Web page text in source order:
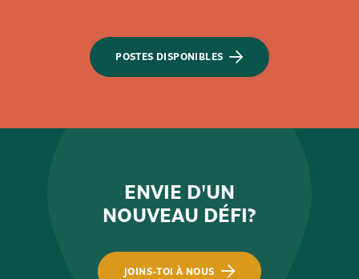
POSTES DISPONIBLES
ENVIE D'UN
NOUVEAU DÉFI?
JOINS-TOI À NOUS